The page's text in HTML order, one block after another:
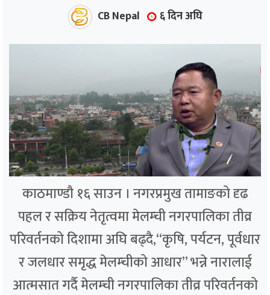
CB Nepal ६ दिन अघि
काठमाण्डौ १६ साउन । नगरप्रमुख तामाङको दृढ
पहल र सक्रिय नेतृत्वमा मेलम्ची नगरपालिका तीव्र
परिवर्तनको दिशामा अघि बढ्दै,“कृषि, पर्यटन, पूर्वधार
र जलधार समृद्ध मेलम्चीको आधार” भन्ने नारालाई
आत्मसात गर्दै मेलम्ची नगरपालिका तीव्र परिवर्तनको